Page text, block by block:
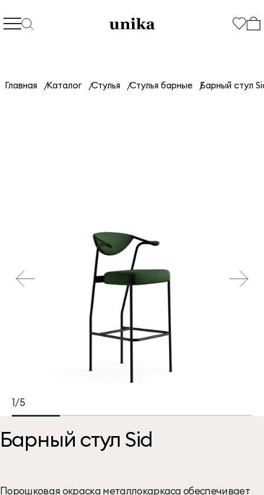
Главная Каталог Стулья Стулья барные Барный стул
1/5
Барный стул Sid
Порошковая окраска металлокаркаса обеспечивает